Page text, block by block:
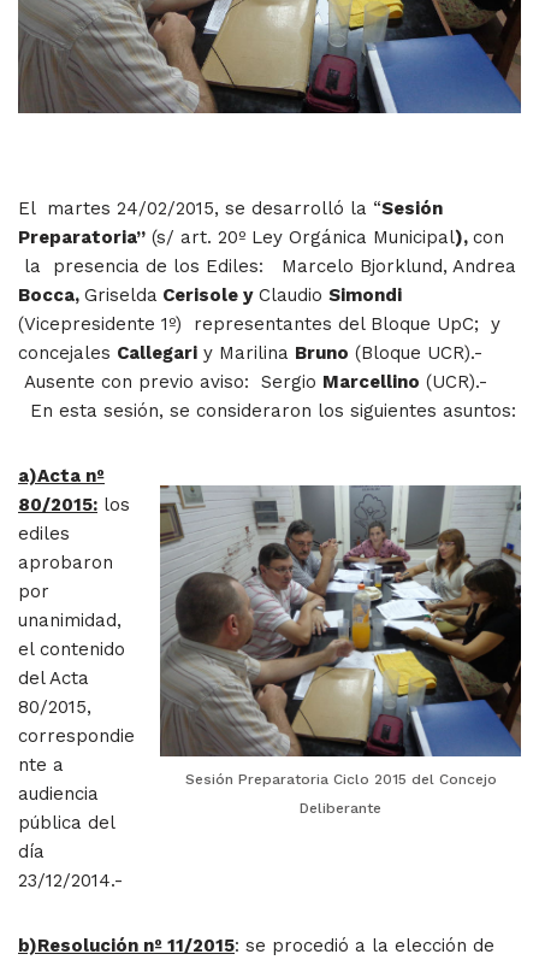
El martes 24/02/2015, se desarrolló la “Sesión
Preparatoria” (s/ art. 20º Ley Orgánica Municipal), con
la presencia de los Ediles: Marcelo Bjorklund, Andrea
Bocca, Griselda Cerisole yClaudio Simondi
(Vicepresidente 1º) representantes del Bloque UpC; y
concejales Callegari y Marilina Bruno (Bloque UCR).-
Ausente con previo aviso: Sergio Marcellino (UCR).-
En esta sesión, se consideraron los siguientes asuntos:
Sesión Preparatoria Ciclo 2015 del Concejo
Deliberante
a)Acta nº
80/2015: los
ediles
aprobaron
por
unanimidad,
el contenido
del Acta
80/2015,
correspondie
nte a
audiencia
pública del
día
23/12/2014.-
b)Resolución nº 11/2015: se procedió a la elección de